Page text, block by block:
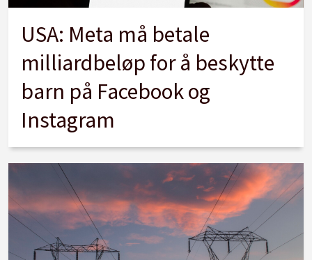
USA: Meta må betale
milliardbeløp for å beskytte
barn på Facebook og
Instagram